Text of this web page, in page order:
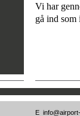
Vi har
gå ind som
E